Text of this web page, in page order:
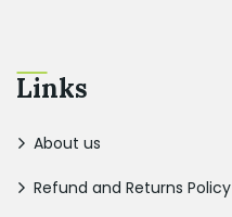
Links
About us
Refund and Returns Policy